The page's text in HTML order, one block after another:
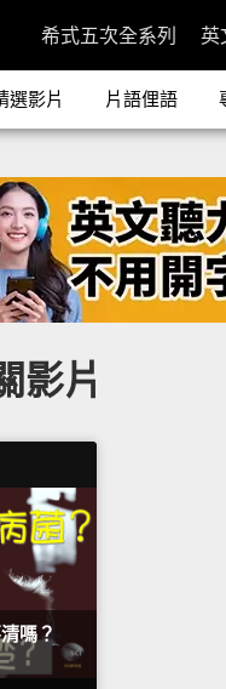
希式五次全系列 英
選影片 片語俚語
影片
嗎？